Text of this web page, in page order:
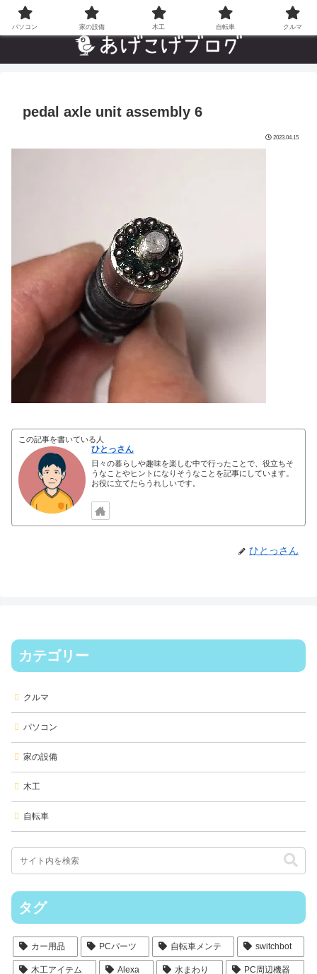
自分でやった”あんなことやこんなこと”の趣味ブログ
pedal axle unit assembly 6
2023.04.15
この記事を書いている人
ひとっさん
日々の暮らしや趣味を楽しむ中で行ったことで、役立ちそ
うなことやヒントになりそうなことを記事にしています。
お役に立てたらうれしいです。
ひとっさん
カテゴリー
クルマ
パソコン
家の設備
木工
自転車
タグ
カー用品 PCパーツ 自転車メンテ switchbot
木工アイテム Alexa 水まわり PC周辺機器
パソコン 家の設備 木工 自転車 クルマ